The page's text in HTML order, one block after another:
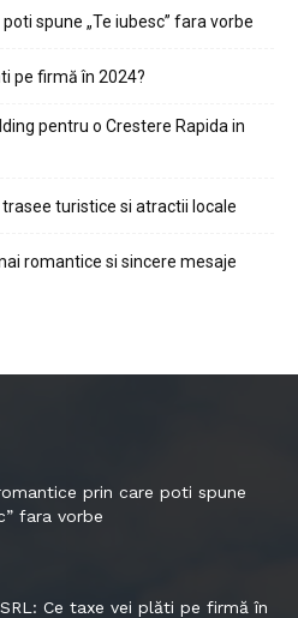
spune „Te iubesc” fara vorbe
pe firmă în 2024?
pentru o Crestere Rapida in
turistice si atractii locale
romantice si sincere mesaje
prin care poti spune
fara vorbe
Ce taxe vei plăti pe firmă în